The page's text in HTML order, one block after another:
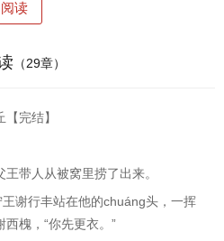
读
（29章）
完结】
带人从被窝里捞了出来。
王谢行丰站在他的chuáng头，一挥
槐，“你先更衣。”